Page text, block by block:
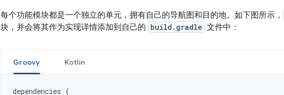
每个功能模块都是一个独立的单元，拥有自己的导航图和目的地。如下图所示，
块，并会将其作为实现详情添加到自己的 build.gradle 文件中：
Groovy Kotlin
dependencies {